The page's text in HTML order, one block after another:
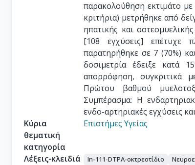
παρακολούθηση εκτιμάτο
κριτήρια) μετρήθηκε από
ηπατικής και
[108 εγχύσεις] επέτυχε
παρατηρήθηκε σε 7 (70%)
δοσιμετρία έδειξε κατά
απορρόφηση, συγκριτικά
Πρώτου βαθμού
Συμπέρασμα: Η
ενδο-αρτηριακές εγχύσεις
Κύρια
θεματική
κατηγορία
Επιστήμες Υγείας
Λέξεις-κλειδιά In-111-DTPA-οκτρεοτίδιο